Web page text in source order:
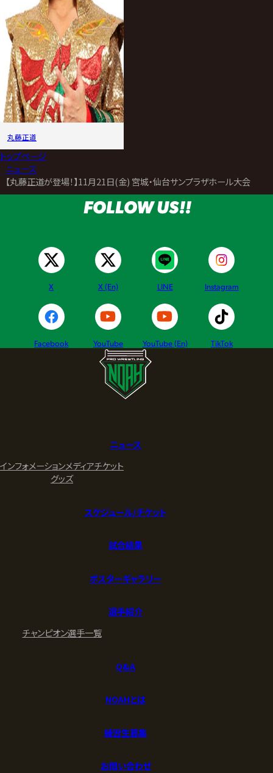
丸藤正道
トップページ
ニュース
【丸藤正道が登場！】11月21日(金) 宮城・仙台サンプラザホール大会 試
FOLLOW US!!
X X (En) LINE Instagram
Facebook YouTube YouTube (En) TikTok
ニュース
インフォメーションメディアチケット
グッズ
スケジュール/チケット
試合結果
ポスターギャラリー
選手紹介
チャンピオン選手一覧
Q&A
NOAHとは
練習生募集
お問い合わせ